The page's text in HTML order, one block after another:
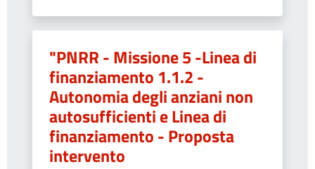
"PNRR - Missione 5 -Linea di
finanziamento 1.1.2 -
Autonomia degli anziani non
autosufficienti e Linea di
finanziamento - Proposta
intervento